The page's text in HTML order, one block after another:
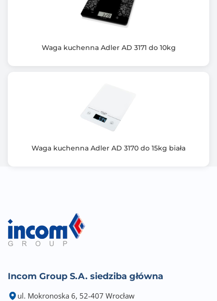
Waga kuchenna Adler AD 3171 do 10kg
Waga kuchenna Adler AD 3170 do 15kg biała
Incom Group S.A. siedziba główna
ul. Mokronoska 6, 52-407 Wrocław